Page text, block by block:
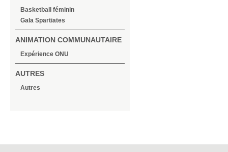
Basketball féminin
Gala Spartiates
ANIMATION COMMUNAUTAIRE
Expérience ONU
AUTRES
Autres